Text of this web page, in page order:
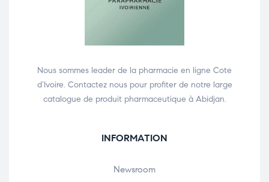
Nous sommes leader de la pharmacie en ligne Cote
d’Ivoire. Contactez nous pour profiter de notre large
catalogue de produit pharmaceutique à Abidjan.
INFORMATION
Newsroom